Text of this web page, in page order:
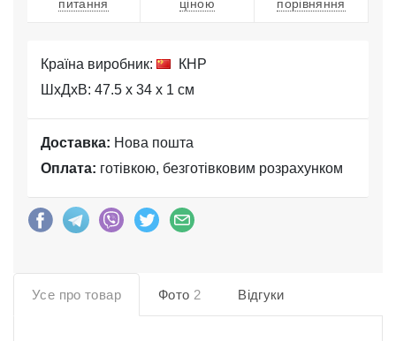
питання
ціною
порівняння
Країна виробник:
КНР
ШхДхВ: 47.5 x 34 x 1 см
Доставка: Нова пошта
Оплата: готівкою, безготівковим розрахунком
Усе про товар Фото 2 Відгуки